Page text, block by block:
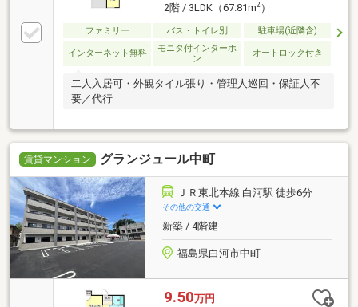
2階 / 3LDK（67.81m2）
ファミリー バス・トイレ別 駐車場(近隣含)
インターネット無料
モニタ付インターホ
ン
オートロック付き
二人入居可・外観タイル張り・管理人巡回・保証人不
要／代行
賃貸マンション グランジュール中町
ＪＲ東北本線 白河駅 徒歩6分
その他の交通
新築 / 4階建
福島県白河市中町
9.50万円